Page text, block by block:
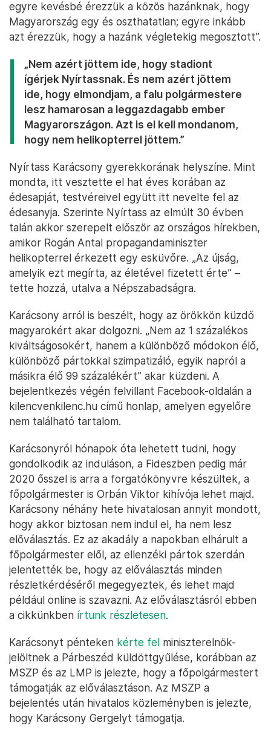
egyre kevésbé érezzük a közös hazánknak, hogy
Magyarország egy és oszthatatlan; egyre inkább
azt érezzük, hogy a hazánk végletekig megosztott”.
„Nem azért jöttem ide, hogy stadiont
ígérjek Nyírtassnak. És nem azért jöttem
ide, hogy elmondjam, a falu polgármestere
lesz hamarosan a leggazdagabb ember
Magyarországon. Azt is el kell mondanom,
hogy nem helikopterrel jöttem.”
Nyírtass Karácsony gyerekkorának helyszíne. Mint
mondta, itt vesztette el hat éves korában az
édesapját, testvéreivel együtt itt nevelte fel az
édesanyja. Szerinte Nyírtass az elmúlt 30 évben
talán akkor szerepelt először az országos hírekben,
amikor Rogán Antal propagandaminiszter
helikopterrel érkezett egy esküvőre. „Az újság,
amelyik ezt megírta, az életével fizetett érte” –
tette hozzá, utalva a Népszabadságra.
Karácsony arról is beszélt, hogy az örökkön küzdő
magyarokért akar dolgozni. „Nem az 1 százalékos
kiváltságosokért, hanem a különböző módokon élő,
különböző pártokkal szimpatizáló, egyik napról a
másikra élő 99 százalékért” akar küzdeni. A
bejelentkezés végén felvillant Facebook-oldalán a
kilencvenkilenc.hu című honlap, amelyen egyelőre
nem található tartalom.
Karácsonyról hónapok óta lehetett tudni, hogy
gondolkodik az induláson, a Fideszben pedig már
2020 ősszel is arra a forgatókönyvre készültek, a
főpolgármester is Orbán Viktor kihívója lehet majd.
Karácsony néhány hete hivatalosan annyit mondott,
hogy akkor biztosan nem indul el, ha nem lesz
előválasztás. Ez az akadály a napokban elhárult a
főpolgármester elől, az ellenzéki pártok szerdán
jelentették be, hogy az előválasztás minden
részletkérdéséről megegyeztek, és lehet majd
például online is szavazni. Az előválasztásról ebben
a cikkünkben írtunk részletesen.
Karácsonyt pénteken kérte fel miniszterelnök-
jelöltnek a Párbeszéd küldöttgyűlése, korábban az
MSZP és az LMP is jelezte, hogy a főpolgármestert
támogatják az előválasztáson. Az MSZP a
bejelentés után hivatalos közleményben is jelezte,
hogy Karácsony Gergelyt támogatja.